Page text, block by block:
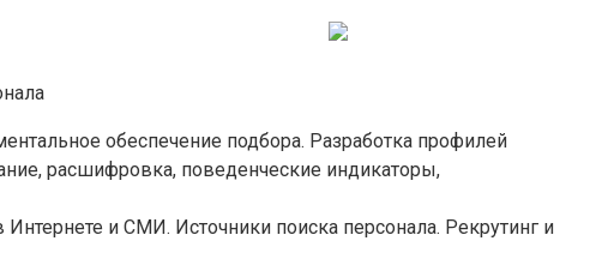
обеспечение подбора. Разработка профилей
расшифровка, поведенческие индикаторы,
и СМИ. Источники поиска персонала. Рекрутинг и